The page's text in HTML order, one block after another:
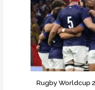
Rugby Worldcup